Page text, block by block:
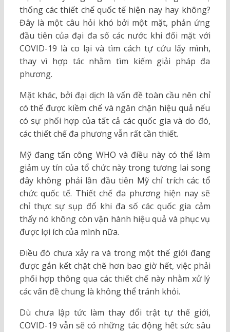
thống các thiết chế quốc tế hiện nay hay không?
Đây là một câu hỏi khó bởi một mặt, phản ứng
đầu tiên của đại đa số các nước khi đối mặt với
COVID-19 là co lại và tìm cách tự cứu lấy mình,
thay vì hợp tác nhằm tìm kiếm giải pháp đa
phương.
Mặt khác, bởi đại dịch là vấn đề toàn cầu nên chỉ
có thể được kiềm chế và ngăn chặn hiệu quả nếu
có sự phối hợp của tất cả các quốc gia và do đó,
các thiết chế đa phương vẫn rất cần thiết.
Mỹ đang tấn công WHO và điều này có thể làm
giảm uy tín của tổ chức này trong tương lai song
đây không phải lần đầu tiên Mỹ chỉ trích các tổ
chức quốc tế. Thiết chế đa phương hiện nay sẽ
chỉ thực sự sụp đổ khi đa số các quốc gia cảm
thấy nó không còn vận hành hiệu quả và phục vụ
được lợi ích của mình nữa.
Điều đó chưa xảy ra và trong một thế giới đang
được gắn kết chặt chẽ hơn bao giờ hết, việc phải
phối hợp thông qua các thiết chế này nhằm xử lý
các vấn đề chung là không thể tránh khỏi.
Dù chưa lập tức làm thay đổi trật tự thế giới,
COVID-19 vẫn sẽ có những tác động hết sức sâu